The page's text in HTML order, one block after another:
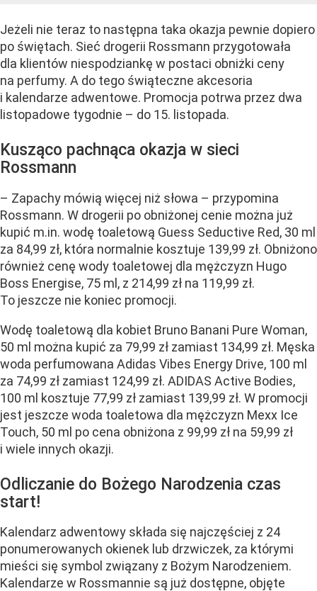
Jeżeli nie teraz to następna taka okazja pewnie dopiero
po świętach. Sieć drogerii Rossmann przygotowała
dla klientów niespodziankę w postaci obniżki ceny
na perfumy. A do tego świąteczne akcesoria
i kalendarze adwentowe. Promocja potrwa przez dwa
listopadowe tygodnie – do 15. listopada.
Kusząco pachnąca okazja w sieci
Rossmann
– Zapachy mówią więcej niż słowa – przypomina
Rossmann. W drogerii po obniżonej cenie można już
kupić m.in. wodę toaletową Guess Seductive Red, 30 ml
za 84,99 zł, która normalnie kosztuje 139,99 zł. Obniżono
również cenę wody toaletowej dla mężczyzn Hugo
Boss Energise, 75 ml, z 214,99 zł na 119,99 zł.
To jeszcze nie koniec promocji.
Wodę toaletową dla kobiet Bruno Banani Pure Woman,
50 ml można kupić za 79,99 zł zamiast 134,99 zł. Męska
woda perfumowana Adidas Vibes Energy Drive, 100 ml
za 74,99 zł zamiast 124,99 zł. ADIDAS Active Bodies,
100 ml kosztuje 77,99 zł zamiast 139,99 zł. W promocji
jest jeszcze woda toaletowa dla mężczyzn Mexx Ice
Touch, 50 ml po cena obniżona z 99,99 zł na 59,99 zł
i wiele innych okazji.
Odliczanie do Bożego Narodzenia czas
start!
Kalendarz adwentowy składa się najczęściej z 24
ponumerowanych okienek lub drzwiczek, za którymi
mieści się symbol związany z Bożym Narodzeniem.
Kalendarze w Rossmannie są już dostępne, objęte